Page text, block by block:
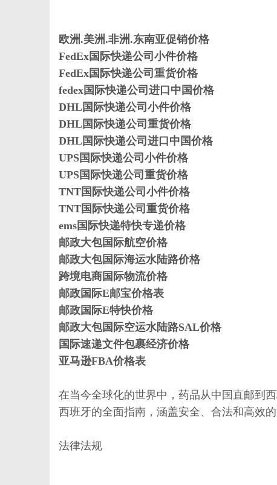
欧洲.美洲.非洲.东南亚促销价格
FedEx国际快递公司小件价格
FedEx国际快递公司重货价格
fedex国际快递公司进口中国价格
DHL国际快递公司小件价格
DHL国际快递公司重货价格
DHL国际快递公司进口中国价格
UPS国际快递公司小件价格
UPS国际快递公司重货价格
TNT国际快递公司小件价格
TNT国际快递公司重货价格
ems国际快递特快专递价格
邮政大包国际航空价格
邮政大包国际海运水陆路价格
跨境电商国际物流价格
邮政国际E邮宝价格表
邮政国际E特快价格
邮政大包国际空运水陆路SAL价格
国际速递文件包裹经济价格
亚马逊FBA价格表
在当今全球化的世界中，药品从中国直邮到
西班牙的全面指南，涵盖安全、合法和高效的
法律法规